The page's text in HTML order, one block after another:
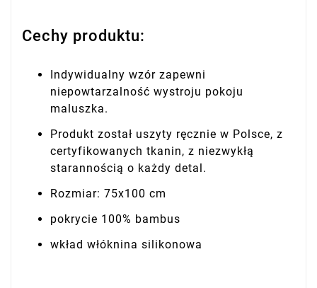
Cechy produktu:
Indywidualny wzór zapewni
niepowtarzalność wystroju pokoju
maluszka.
Produkt został uszyty ręcznie w Polsce, z
certyfikowanych tkanin, z niezwykłą
starannością o każdy detal.
Rozmiar: 75x100 cm
pokrycie 100% bambus
wkład włóknina silikonowa